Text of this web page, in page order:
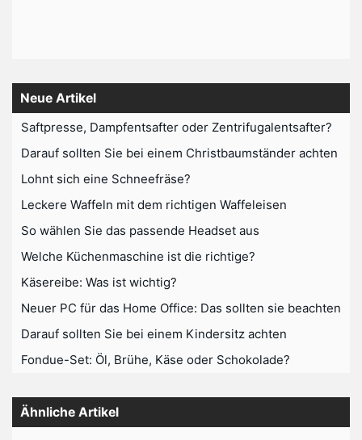
Neue Artikel
Saftpresse, Dampfentsafter oder Zentrifugalentsafter?
Darauf sollten Sie bei einem Christbaumständer achten
Lohnt sich eine Schneefräse?
Leckere Waffeln mit dem richtigen Waffeleisen
So wählen Sie das passende Headset aus
Welche Küchenmaschine ist die richtige?
Käsereibe: Was ist wichtig?
Neuer PC für das Home Office: Das sollten sie beachten
Darauf sollten Sie bei einem Kindersitz achten
Fondue-Set: Öl, Brühe, Käse oder Schokolade?
Ähnliche Artikel